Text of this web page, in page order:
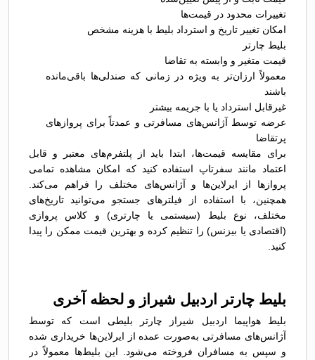
تغییرات محدود در قیمت‌ها
امکان تغییر تاریخ و استرداد بلیط با هزینه مشخص
بلیط چارتر
قیمت متغیر و وابسته به تقاضا
معمولاً ارزان‌تر به ویژه در زمانی که صندلی‌ها باقی‌مانده
باشند
غیرقابل استرداد یا با جریمه بیشتر
عرضه توسط آژانس‌های مسافرتی و عمدتاً برای پروازهای
پرتقاضا
برای مقایسه قیمت‌ها، ابتدا باید از پلتفرم‌های معتبر و قابل
اعتماد مانند سفرتاپ استفاده کنید که امکان مشاهده تمامی
پروازها از ایرلاین‌ها و آژانس‌های مختلف را فراهم می‌کند.
همچنین، با استفاده از فیلترهای جستجو می‌توانید تاریخ‌های
مختلف، نوع بلیط (سیستمی یا چارتری) و کلاس پروازی
(اقتصادی یا بیزنس) را تنظیم کرده و بهترین قیمت ممکن را پیدا
کنید.
بلیط چارتر اردبیل شیراز و لحظه آخری
بلیط هواپیما اردبیل شیراز چارتر بلیطی است که توسط
آژانس‌های مسافرتی به‌صورت عمده از ایرلاین‌ها خریداری شده
و سپس به مسافران فروخته می‌شود. این بلیط‌ها معمولاً در